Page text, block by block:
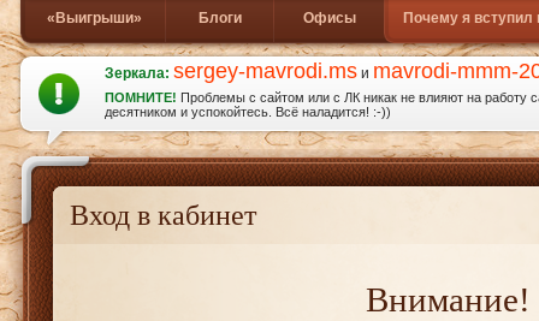
«Выигрыши» Блоги Офисы Почему я
Зеркала: sergey-mavrodi.ms и mavrodi-mmm-
ПОМНИТЕ! Проблемы с сайтом или с ЛК никак не влияют на работу
десятником и успокойтесь. Всё наладится! :-))
Вход в кабинет
Внимание!